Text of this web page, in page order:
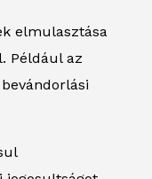
elmulasztása
Például az